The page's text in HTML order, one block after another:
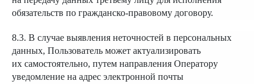
обязательств по гражданско-правовому договору.
8.3. В случае выявления неточностей в персональных
данных, Пользователь может актуализировать
их самостоятельно, путем направления Оператору
уведомление на адрес электронной почты